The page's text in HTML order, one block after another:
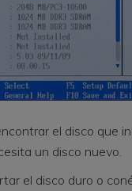
el disco que
un disco nuevo.
el disco duro o